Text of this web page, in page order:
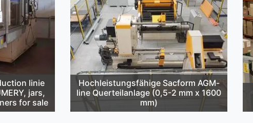
linie
jars,
for sale
Hochleistungsfähige Sacform AGM-
line Querteilanlage (0,5-2 mm x 1600
mm)